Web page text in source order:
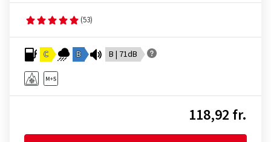
(53)
C B B | 71dB
118,92 fr.